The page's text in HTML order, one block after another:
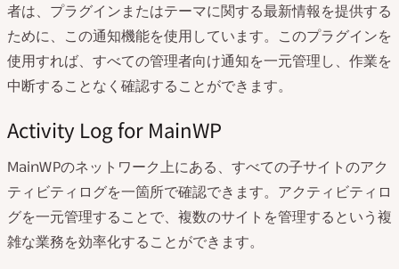
者は、プラグインまたはテーマに関する最新情報を提供する
ために、この通知機能を使用しています。このプラグインを
使用すれば、すべての管理者向け通知を一元管理し、作業を
中断することなく確認することができます。
Activity Log for MainWP
MainWPのネットワーク上にある、すべての子サイトのアク
ティビティログを一箇所で確認できます。アクティビティロ
グを一元管理することで、複数のサイトを管理するという複
雑な業務を効率化することができます。